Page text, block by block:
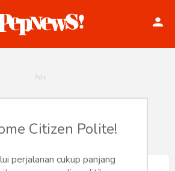
Citizen Polite!
perjalanan cukup panjang